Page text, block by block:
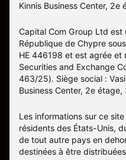
Kinnis Business Center,
Capital Com Group Ltd
République de Chypre
ΗΕ 446198 et est agrée et
Securities and Exchange
463/25). Siège social :
Business Center, 2e
Les informations sur ce
résidents des États-Unis,
de tout autre pays en
destinées à être